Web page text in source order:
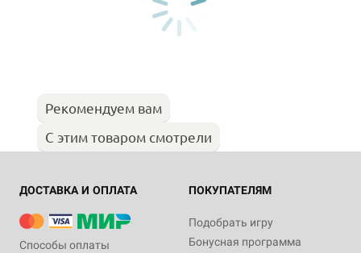
Рекомендуем вам
С этим товаром смотрели
ДОСТАВКА И ОПЛАТА
Способы оплаты
ПОКУПАТЕЛЯМ
Подобрать игру
Бонусная программа